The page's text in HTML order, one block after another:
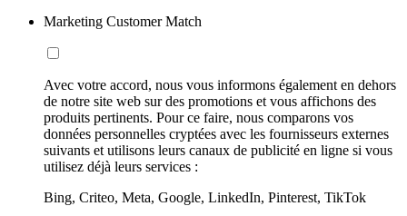
Marketing Customer Match
Avec votre accord, nous vous informons également en dehors
de notre site web sur des promotions et vous affichons des
produits pertinents. Pour ce faire, nous comparons vos
données personnelles cryptées avec les fournisseurs externes
suivants et utilisons leurs canaux de publicité en ligne si vous
utilisez déjà leurs services :
Bing, Criteo, Meta, Google, LinkedIn, Pinterest, TikTok